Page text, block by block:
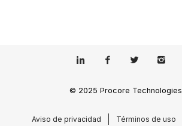
© 2025 Procore
Aviso de privacidad Términos de uso